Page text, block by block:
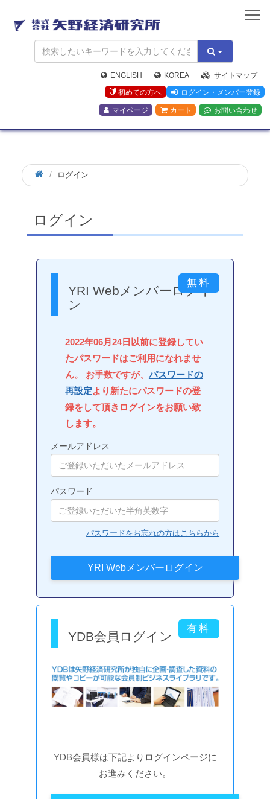
矢
野
経
済
研
究
所
ENGLISH KOREA
サイトマップ
初めての方へ
ログイン・メンバー登録
マイページ カート お問い合わせ
ログイン
ログイン
YRI Webメンバーログイ
ン
2022年06月24日以前に登録してい
たパスワードはご利用になれませ
ん。 お手数ですが、 パスワードの
再設定より新たにパスワードの登
録をして頂きログインをお願い致
します。
メールアドレス
パスワード
パスワードをお忘れの方はこちらから
YDB会員ログイン
YDB会員様は下記よりログインページに
お進みください。